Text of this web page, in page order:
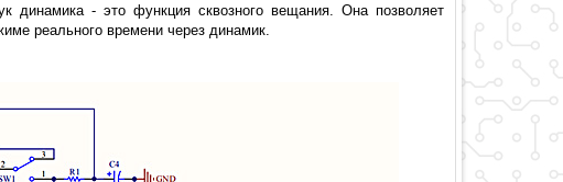
динамика - это функция сквозного вещания. Она позволяет
реального времени через динамик.